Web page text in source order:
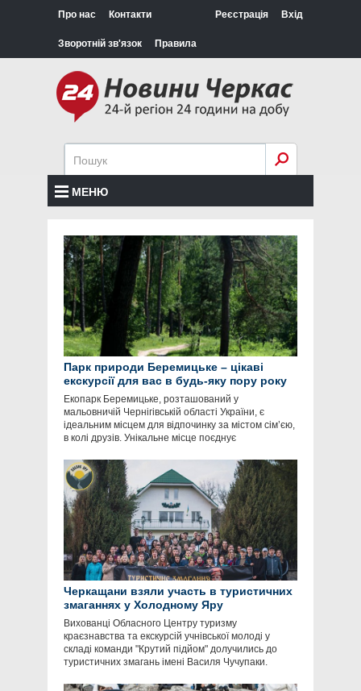
Про нас Контакти
Зворотній зв'язок Правила
Реєстрація Вхід
МЕНЮ
Парк природи Беремицьке – цікаві
екскурсії для вас в будь-яку пору року
Екопарк Беремицьке, розташований у
мальовничій Чернігівській області України, є
ідеальним місцем для відпочинку за містом сім’єю,
в колі друзів. Унікальне місце поєднує
Черкащани взяли участь в туристичних
змаганнях у Холодному Яру
Вихованці Обласного Центру туризму
краєзнавства та екскурсій учнівської молоді у
складі команди "Крутий підйом" долучились до
туристичних змагань імені Василя Чучупаки.